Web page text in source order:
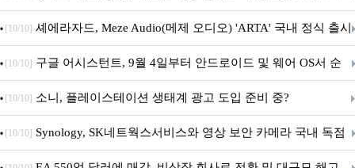
지 담은 ‘헤리티지 에디션 컬렉션’ 공개
[10/10] 셰에라자드, Meze Audio(메제 오디오) 'ARTA' 국내 정식 출시
[10/10] 구글 어시스턴트, 9월 4일부터 안드로이드 및 웨어 OS서 순
차 서비스 종료
[10/10] 소니, 플레이스테이션 생태계 광고 도입 준비 중?
[10/10] Synology, SK네트웍스서비스와 영상 보안 카메라 국내 독점